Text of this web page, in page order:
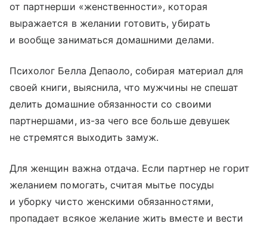
от партнерши «женственности», которая
выражается в желании готовить, убирать
и вообще заниматься домашними делами.
Психолог Белла Депаоло, собирая материал для
своей книги, выяснила, что мужчины не спешат
делить домашние обязанности со своими
партнершами, из-за чего все больше девушек
не стремятся выходить замуж.
Для женщин важна отдача. Если партнер не горит
желанием помогать, считая мытье посуды
и уборку чисто женскими обязанностями,
пропадает всякое желание жить вместе и вести